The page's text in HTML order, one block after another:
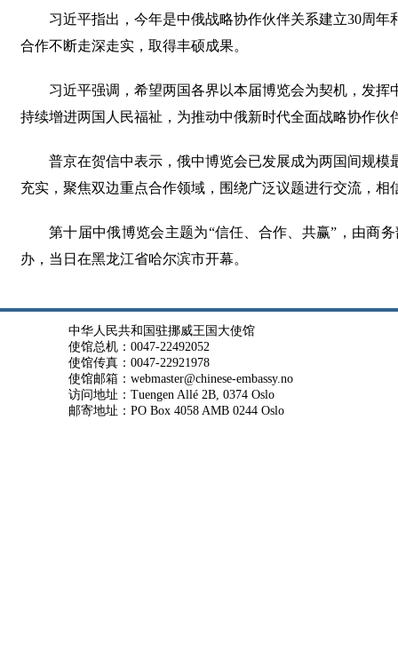
习近平指出，今年是中俄战略协作伙伴关系建立30周
合作不断走深走实，取得丰硕成果。
习近平强调，希望两国各界以本届博览会为契机，发
持续增进两国人民福祉，为推动中俄新时代全面战略协作伙
普京在贺信中表示，俄中博览会已发展成为两国间规
充实，聚焦双边重点合作领域，围绕广泛议题进行交流，
第十届中俄博览会主题为“信任、合作、共赢”，由商
办，当日在黑龙江省哈尔滨市开幕。
中华人民共和国驻挪威王国大使馆
使馆总机：0047-22492052
使馆传真：0047-22921978
使馆邮箱：webmaster@chinese-embassy.no
访问地址：Tuengen Allé 2B, 0374 Oslo
邮寄地址：PO Box 4058 AMB 0244 Oslo